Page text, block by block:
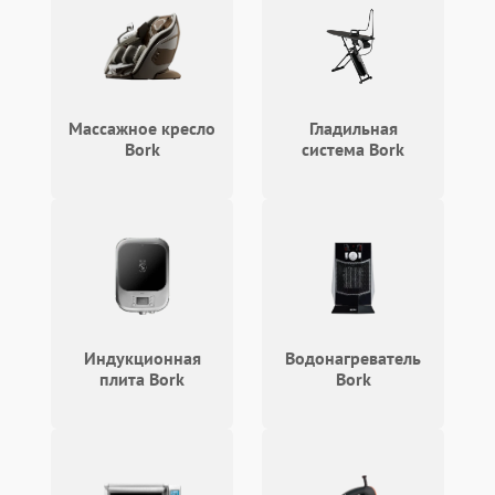
от замыкания
Подробнее →
Повреждение системы
Подробнее →
Массажное кресло
Bork
Гладильная
система Bork
Индукционная
плита Bork
Водонагреватель
Bork